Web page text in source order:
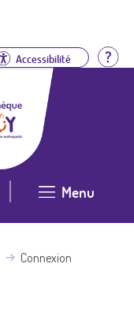
Accessibilité
Menu
Connexion